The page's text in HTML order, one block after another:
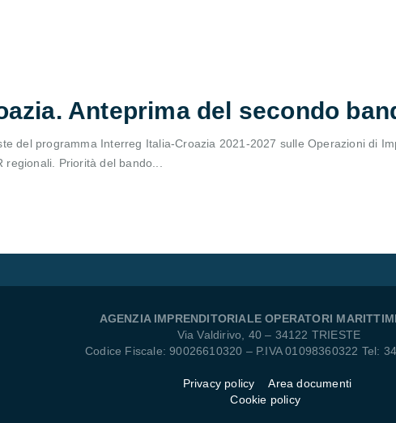
Anteprima del secondo
del programma Interreg Italia-Croazia 2021-2027 sulle Operazioni di
Priorità del bando...
AGENZIA IMPRENDITORIALE OPERATORI
Via Valdirivo, 40 – 34122 TRIESTE
Codice Fiscale: 90026610320 – P.IVA 01098360322 Tel:
Privacy policy
Area documenti
Cookie policy